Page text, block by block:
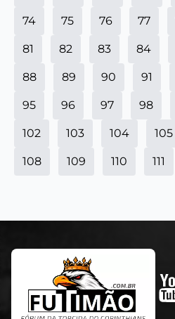
74 75 76 77
81 82 83 84
88 89 90 91
95 96 97 98
102 103 104 105
108 109 110 111